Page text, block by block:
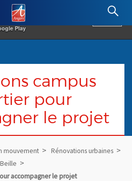
Play
Angers.fr : Retour à l'accueil
campus
pour
le projet
mouvement
Rénovations urbaines
accompagner le projet